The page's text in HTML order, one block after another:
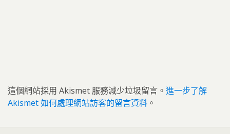
這個網站採用 Akismet 服務減少垃圾留言。 進一步了解
Akismet 如何處理網站訪客的留言資料 。